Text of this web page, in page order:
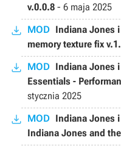
v.0.0.8 - 6 maja 2025
MOD Indiana Jones i
memory texture fix
MOD Indiana Jones
Essentials -
stycznia 2025
MOD Indiana Jones
Indiana Jones and